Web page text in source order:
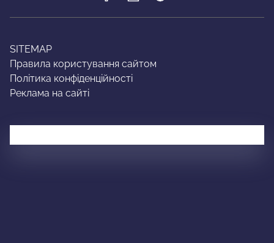
SITEMAP
Правила користування сайтом
Політика конфіденційності
Реклама на сайті